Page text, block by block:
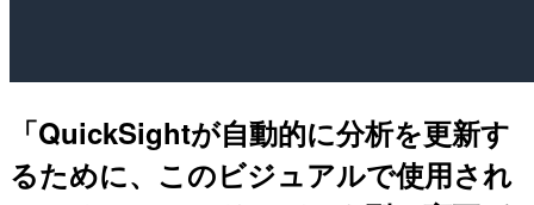
「QuickSightが自動的に分析を更新す
るために、このビジュアルで使用され